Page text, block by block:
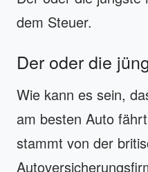
dem Steuer.
Der oder die
Wie kann es sein,
am besten Auto
stammt von der